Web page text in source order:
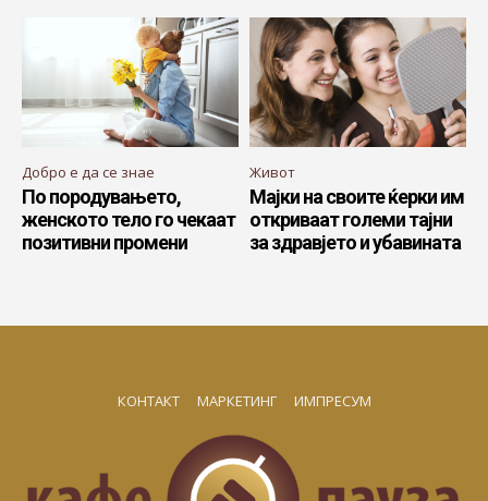
Добро е да се знае
По породувањето,
женското тело го чекаат
позитивни промени
Живот
Мајки на своите ќерки им
откриваат големи тајни
за здравјето и убавината
КОНТАКТ МАРКЕТИНГ ИМПРЕСУМ